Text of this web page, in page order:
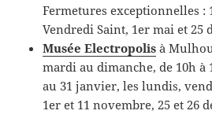
Fermetures exceptionnelles :
Vendredi Saint, 1er mai et 25
Musée Electropolis à
mardi au dimanche, de 10h à
au 31 janvier, les lundis,
1er et 11 novembre, 25 et 26